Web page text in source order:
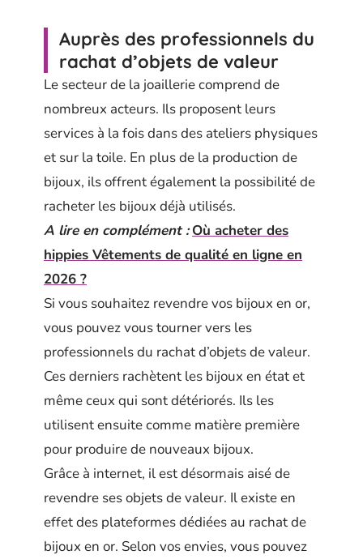
Auprès des professionnels du
rachat d’objets de valeur
Le secteur de la joaillerie comprend de
nombreux acteurs. Ils proposent leurs
services à la fois dans des ateliers physiques
et sur la toile. En plus de la production de
bijoux, ils offrent également la possibilité de
racheter les bijoux déjà utilisés.
A lire en complément : Où acheter des
hippies Vêtements de qualité en ligne en
2026 ?
Si vous souhaitez revendre vos bijoux en or,
vous pouvez vous tourner vers les
professionnels du rachat d’objets de valeur.
Ces derniers rachètent les bijoux en état et
même ceux qui sont détériorés. Ils les
utilisent ensuite comme matière première
pour produire de nouveaux bijoux.
Grâce à internet, il est désormais aisé de
revendre ses objets de valeur. Il existe en
effet des plateformes dédiées au rachat de
bijoux en or. Selon vos envies, vous pouvez